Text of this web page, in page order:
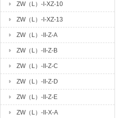
ZW（L）-I-XZ-10
ZW（L）-I-XZ-13
ZW（L）-II-Z-A
ZW（L）-II-Z-B
ZW（L）-II-Z-C
ZW（L）-II-Z-D
ZW（L）-II-Z-E
ZW（L）-II-X-A